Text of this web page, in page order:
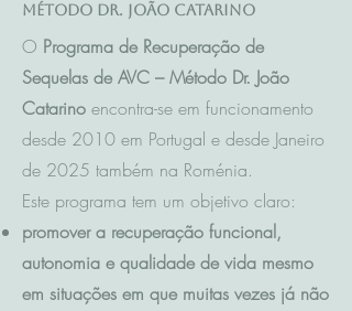
Método Dr. João Catarino
O Programa de Recuperação de
Sequelas de AVC – Método Dr. João
Catarino encontra-se em funcionamento
desde 2010 em Portugal e desde Janeiro
de 2025 também na Roménia.
Este programa tem um objetivo claro:
promover a recuperação funcional,
autonomia e qualidade de vida mesmo
em situações em que muitas vezes já não